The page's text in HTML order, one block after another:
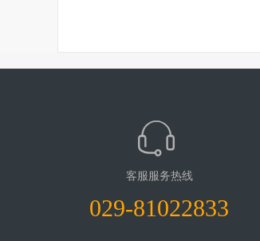
客服服务热线
029-81022833